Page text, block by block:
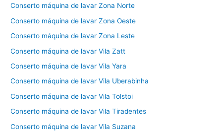
Conserto máquina de lavar Zona Norte
Conserto máquina de lavar Zona Oeste
Conserto máquina de lavar Zona Leste
Conserto máquina de lavar Vila Zatt
Conserto máquina de lavar Vila Yara
Conserto máquina de lavar Vila Uberabinha
Conserto máquina de lavar Vila Tolstoi
Conserto máquina de lavar Vila Tiradentes
Conserto máquina de lavar Vila Suzana